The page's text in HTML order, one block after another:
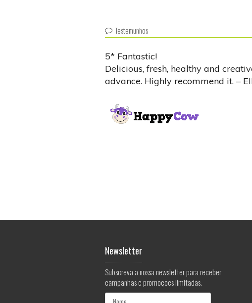
Testemunhos
5* Fantastic!
Delicious, fresh, healthy and
advance. Highly recommend it. –
Newsletter
Subscreva a nossa newsletter para receber
campanhas e promoções limitadas.